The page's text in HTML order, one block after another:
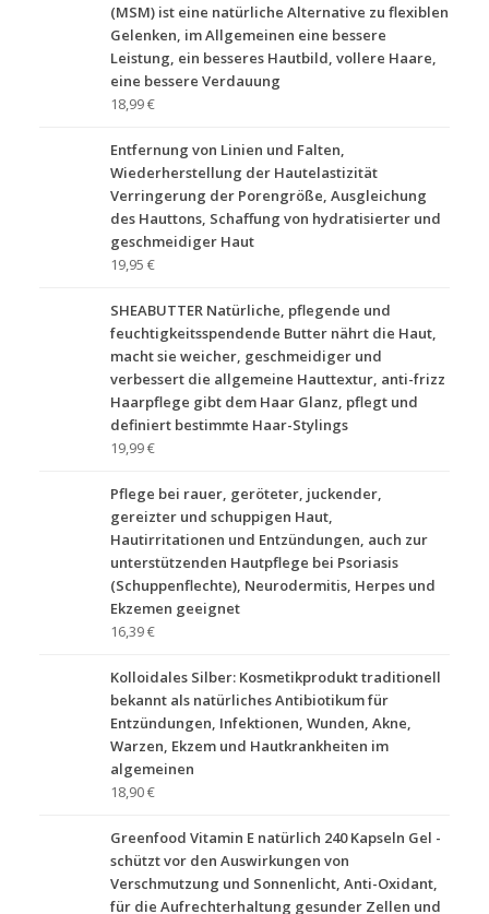
(MSM) ist eine natürliche Alternative zu flexiblen
Gelenken, im Allgemeinen eine bessere
Leistung, ein besseres Hautbild, vollere Haare,
eine bessere Verdauung
18,99 €
Entfernung von Linien und Falten,
Wiederherstellung der Hautelastizität
Verringerung der Porengröße, Ausgleichung
des Hauttons, Schaffung von hydratisierter und
geschmeidiger Haut
19,95 €
SHEABUTTER Natürliche, pflegende und
feuchtigkeitsspendende Butter nährt die Haut,
macht sie weicher, geschmeidiger und
verbessert die allgemeine Hauttextur, anti-frizz
Haarpflege gibt dem Haar Glanz, pflegt und
definiert bestimmte Haar-Stylings
19,99 €
Pflege bei rauer, geröteter, juckender,
gereizter und schuppigen Haut,
Hautirritationen und Entzündungen, auch zur
unterstützenden Hautpflege bei Psoriasis
(Schuppenflechte), Neurodermitis, Herpes und
Ekzemen geeignet
16,39 €
Kolloidales Silber: Kosmetikprodukt traditionell
bekannt als natürliches Antibiotikum für
Entzündungen, Infektionen, Wunden, Akne,
Warzen, Ekzem und Hautkrankheiten im
algemeinen
18,90 €
Greenfood Vitamin E natürlich 240 Kapseln Gel -
schützt vor den Auswirkungen von
Verschmutzung und Sonnenlicht, Anti-Oxidant,
für die Aufrechterhaltung gesunder Zellen und